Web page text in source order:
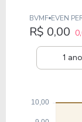
1 ano
BVMF EVEN
R$ 0,00